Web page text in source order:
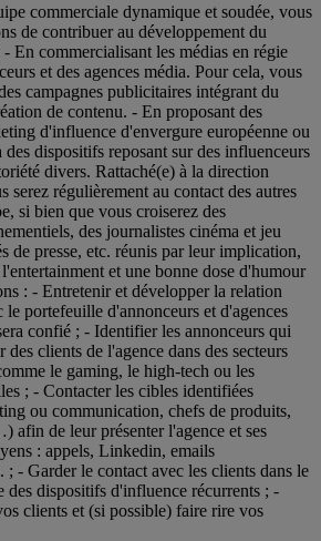
commerciale dynamique et soudée, vous
de contribuer au développement du
En commercialisant les médias en régie
et des agences média. Pour cela, vous
campagnes publicitaires intégrant du
de contenu. - En proposant des
d'influence d'envergure européenne ou
dispositifs reposant sur des influenceurs
divers. Rattaché(e) à la direction
serez régulièrement au contact des autres
si bien que vous croiserez des
des journalistes cinéma et jeu
de presse, etc. réunis par leur implication,
et une bonne dose d'humour
: - Entretenir et développer la relation
le portefeuille d'annonceurs et d'agences
confié ; - Identifier les annonceurs qui
clients de l'agence dans des secteurs
le gaming, le high-tech ou les
; - Contacter les cibles identifiées
ou communication, chefs de produits,
afin de leur présenter l'agence et ses
: appels, Linkedin, emails
; - Garder le contact avec les clients dans le
des dispositifs d'influence récurrents ; -
clients et (si possible) faire rire vos